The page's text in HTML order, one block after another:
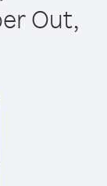
Out,